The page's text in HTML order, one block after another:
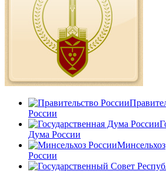
России
Дума России
Минсельхоз
России